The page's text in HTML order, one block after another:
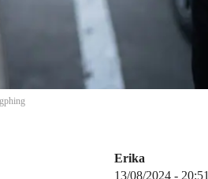
Erika
13/08/2024 - 20:51